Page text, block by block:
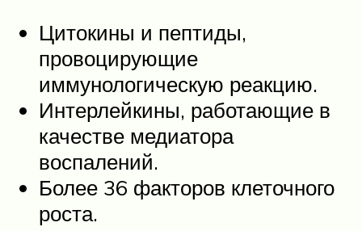
Цитокины и пептиды,
провоцирующие
иммунологическую реакцию.
Интерлейкины, работающие в
качестве медиатора
воспалений.
Более 36 факторов клеточного
роста.